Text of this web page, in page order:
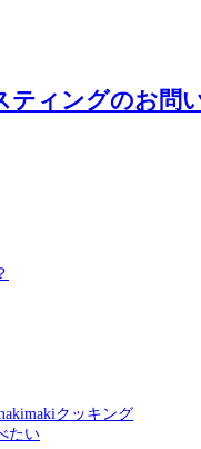
クッキング
たい